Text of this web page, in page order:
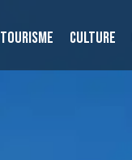
TOURISME CULTURE